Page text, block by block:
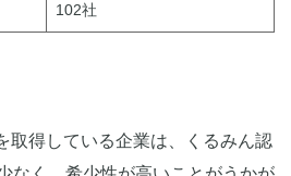
102社
取得している企業は、くるみん認